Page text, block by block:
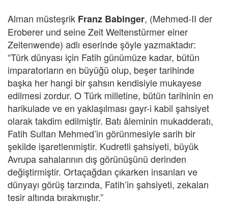
Alman müsteşrik Franz Babinger, (Mehmed-II der
Eroberer und seine Zeit Weltenstürmer einer
Zeitenwende) adlı eserinde şöyle yazmaktadır:
“Türk dünyası için Fatih günümüze kadar, bütün
imparatorların en büyüğü olup, beşer tarihinde
başka her hangi bir şahsın kendisiyle mukayese
edilmesi zordur. O Türk milletine, bütün tarihinin en
harikulade ve en yaklaşılması gayr-i kabil şahsiyet
olarak takdim edilmiştir. Batı âleminin mukadderatı,
Fatih Sultan Mehmed’in görünmesiyle sarih bir
şekilde işaretlenmiştir. Kudretli şahsiyeti, büyük
Avrupa sahalarının dış görünüşünü derinden
değiştirmiştir. Ortaçağdan çıkarken insanları ve
dünyayı görüş tarzında, Fatih’in şahsiyeti, zekaları
tesir altında bırakmıştır.”